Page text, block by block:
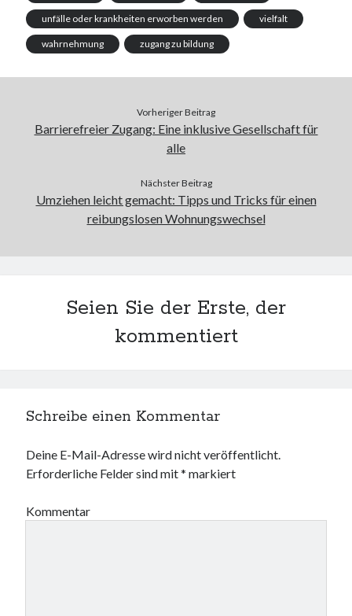
unfälle oder krankheiten erworben werden vielfalt
wahrnehmung zugang zu bildung
Vorheriger Beitrag
Barrierefreier Zugang: Eine inklusive Gesellschaft für
alle
Nächster Beitrag
Umziehen leicht gemacht: Tipps und Tricks für einen
reibungslosen Wohnungswechsel
Seien Sie der Erste, der
kommentiert
Schreibe einen Kommentar
Deine E-Mail-Adresse wird nicht veröffentlicht.
Erforderliche Felder sind mit* markiert
Kommentar